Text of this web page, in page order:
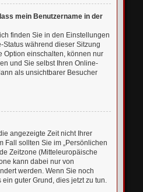
mein Benutzername in der
finden Sie in den Einstellungen
Status während dieser Sitzung
Option einschalten, können nur
und Sie selbst Ihren Online-
als unsichtbarer Besucher
angezeigte Zeit nicht Ihrer
Fall sollten Sie im „Persönlichen
Zeitzone (Mitteleuropäische
kann dabei nur von
werden. Wenn Sie noch
guter Grund, dies jetzt zu tun.